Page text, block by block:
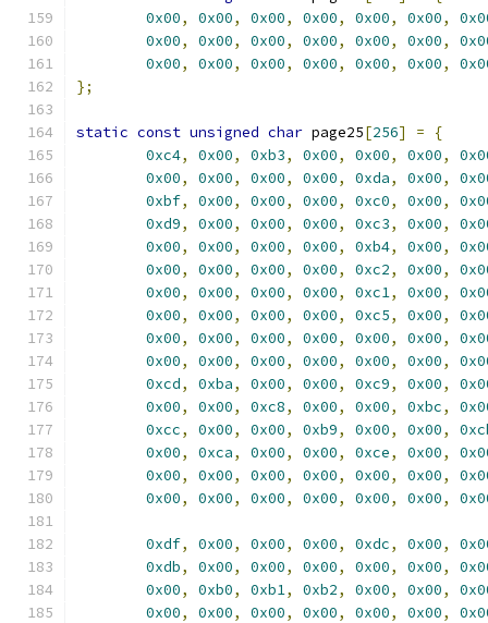
0x00, 0x00, 0x00, 0x00, 0x00, 0x00,
0x00, 0x00, 0x00, 0x00, 0x00, 0x00,
0x00, 0x00, 0x00, 0x00, 0x00, 0x00,
};
static const unsigned char page25[256] =
{
0xc4, 0x00, 0xb3, 0x00, 0x00, 0x00,
0x00, 0x00, 0x00, 0x00, 0xda, 0x00,
0xbf, 0x00, 0x00, 0x00, 0xc0, 0x00,
0xd9, 0x00, 0x00, 0x00, 0xc3, 0x00,
0x00, 0x00, 0x00, 0x00, 0xb4, 0x00,
0x00, 0x00, 0x00, 0x00, 0xc2, 0x00,
0x00, 0x00, 0x00, 0x00, 0xc1, 0x00,
0x00, 0x00, 0x00, 0x00, 0xc5, 0x00,
0x00, 0x00, 0x00, 0x00, 0x00, 0x00,
0x00, 0x00, 0x00, 0x00, 0x00, 0x00,
0xcd, 0xba, 0x00, 0x00, 0xc9, 0x00,
0x00, 0x00, 0xc8, 0x00, 0x00, 0xbc,
0xcc, 0x00, 0x00, 0xb9, 0x00, 0x00,
0x00, 0xca, 0x00, 0x00, 0xce, 0x00,
0x00, 0x00, 0x00, 0x00, 0x00, 0x00,
0x00, 0x00, 0x00, 0x00, 0x00, 0x00,
0xdf, 0x00, 0x00, 0x00, 0xdc, 0x00,
0xdb, 0x00, 0x00, 0x00, 0x00, 0x00,
0x00, 0xb0, 0xb1, 0xb2, 0x00, 0x00,
0x00, 0x00, 0x00, 0x00, 0x00, 0x00,